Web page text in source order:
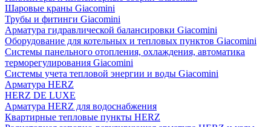
Шаровые краны Giacomini
Трубы и фитинги Giacomini
Арматура гидравлической балансировки Giacomini
Оборудование для котельных и тепловых пунктов Giacomini
Системы панельного отопления, охлаждения, автоматика
терморегулирования Giacomini
Системы учета тепловой энергии и воды Giacomini
Арматура HERZ
HERZ DE LUXE
Арматура HERZ для водоснабжения
Квартирные тепловые пункты HERZ